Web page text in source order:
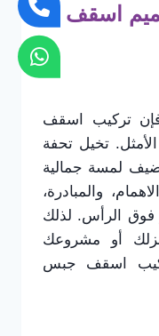
، تصميم اسقف
تركيب اسقف
تخيل تحفة
لمسة جمالية
والمبادرة،
الرأس. لذلك
أو مشروعك
اسقف جبس